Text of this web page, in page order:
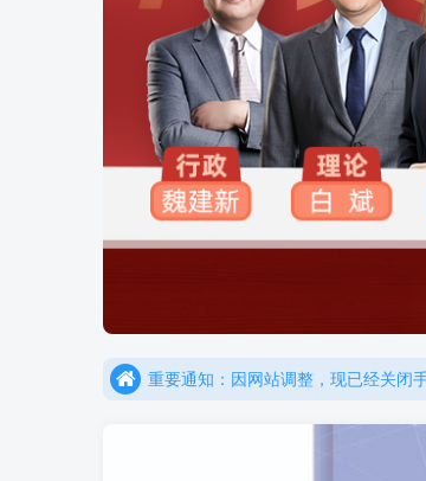
重要通知：因网站调整，现已经关
更新提示：已经更新部分机构主观